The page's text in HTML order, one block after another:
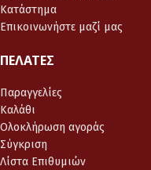
Κατάστημα
Επικοινωνήστε μαζί μας
ΠΕΛΆΤΕΣ
Παραγγελίες
Καλάθι
Ολοκλήρωση αγοράς
Σύγκριση
Λίστα Επιθυμιών